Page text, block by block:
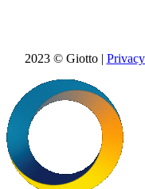
2023 © Giotto |